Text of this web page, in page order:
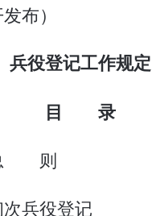
布）
兵役登记工作规定
目 录
则
兵役登记